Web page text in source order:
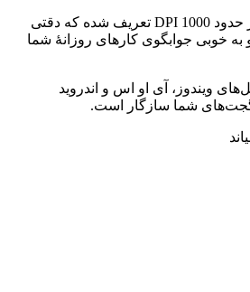
دقت حسگر این ماوس در حدود 1000 DPI تعریف شده که دقتی
خوبی جوابگوی کارهای روزانۀ شما
ویندوز، آی او اس و اندروید
گجت‌های شما سازگار است.